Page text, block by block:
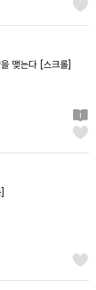
맺는다 [스크롤]